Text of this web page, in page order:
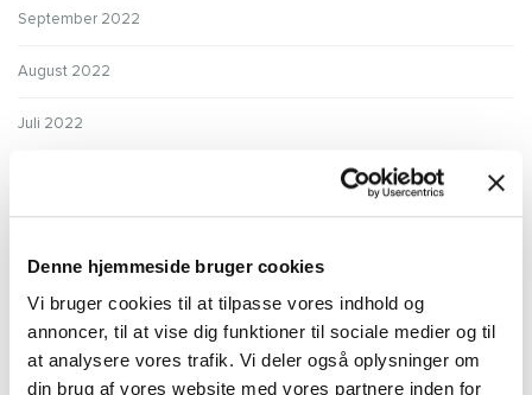
Denne hjemmeside bruger cookies
Vi bruger cookies til at tilpasse vores indhold og
annoncer, til at vise dig funktioner til sociale medier og til
at analysere vores trafik. Vi deler også oplysninger om
din brug af vores website med vores partnere inden for
September 2022
August 2022
Juli 2022
Marts 2022
Februar 2022